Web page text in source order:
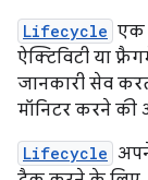
Lifecycle एक
ऐक्टिविटी या
जानकारी सेव
मॉनिटर करने की
Lifecycle